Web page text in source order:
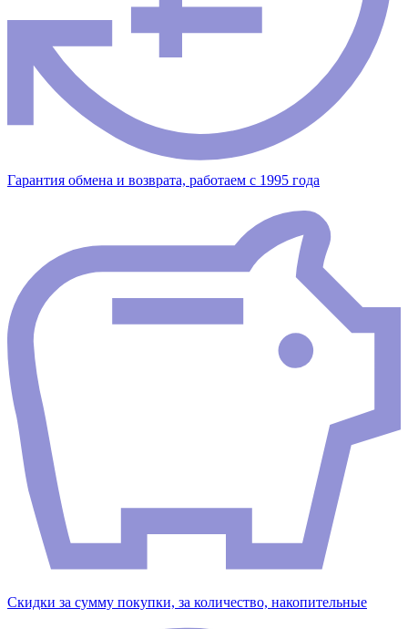
Гарантия обмена и возврата, работаем с 1995 года
Скидки за сумму покупки, за количество, накопительные